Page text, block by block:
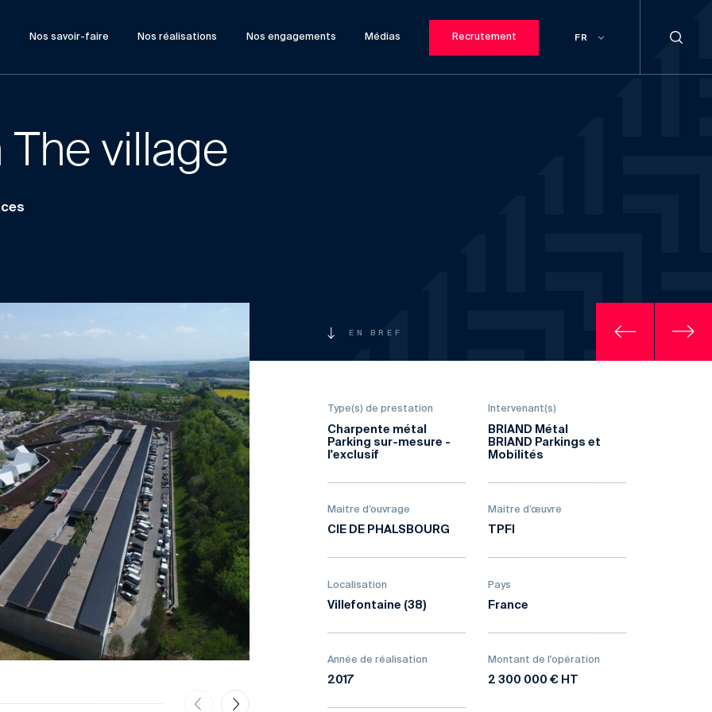
Nos savoir-faire Nos réalisations Nos engagements Médias Recrutement FR
village
EN BREF
Type(s) de prestation
Charpente métal
Parking sur-mesure -
l'exclusif
Intervenant(s)
BRIAND Métal
BRIAND Parkings et
Mobilités
Maitre d’ouvrage
CIE DE PHALSBOURG
Maitre d’œuvre
TPFI
Localisation
Villefontaine (38)
Pays
France
Année de réalisation
2017
Montant de l'opération
2 300 000 € HT